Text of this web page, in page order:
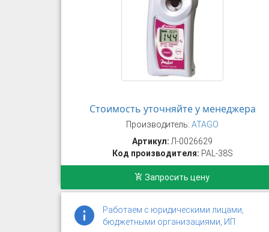
Стоимость уточняйте у менеджера
Производитель:ATAGO
Артикул: Л-0026629
Код производителя: PAL-38S
Запросить цену
Работаем с юридическими лицами,
бюджетными организациями, ИП